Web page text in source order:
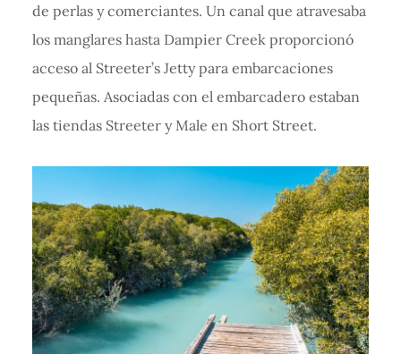
de perlas y comerciantes. Un canal que atravesaba
los manglares hasta Dampier Creek proporcionó
acceso al Streeter’s Jetty para embarcaciones
pequeñas. Asociadas con el embarcadero estaban
las tiendas Streeter y Male en Short Street.